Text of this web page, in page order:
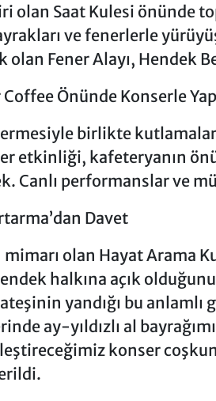
olan Saat Kulesi önünde
ve fenerlerle
olan Fener Alayı, Hendek
Önünde Konserle
birlikte
etkinliği, kafeteryanın
Canlı performanslar ve
Davet
olan Hayat Arama
halkına açık
yandığı bu anlamlı
ay-yıldızlı al
konser